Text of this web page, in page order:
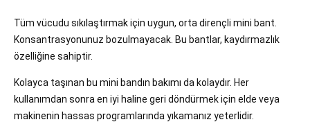
Tüm vücudu sıkılaştırmak için uygun, orta dirençli mini bant.
Konsantrasyonunuz bozulmayacak. Bu bantlar, kaydırmazlık
özelliğine sahiptir.
Kolayca taşınan bu mini bandın bakımı da kolaydır. Her
kullanımdan sonra en iyi haline geri döndürmek için elde veya
makinenin hassas programlarında yıkamanız yeterlidir.